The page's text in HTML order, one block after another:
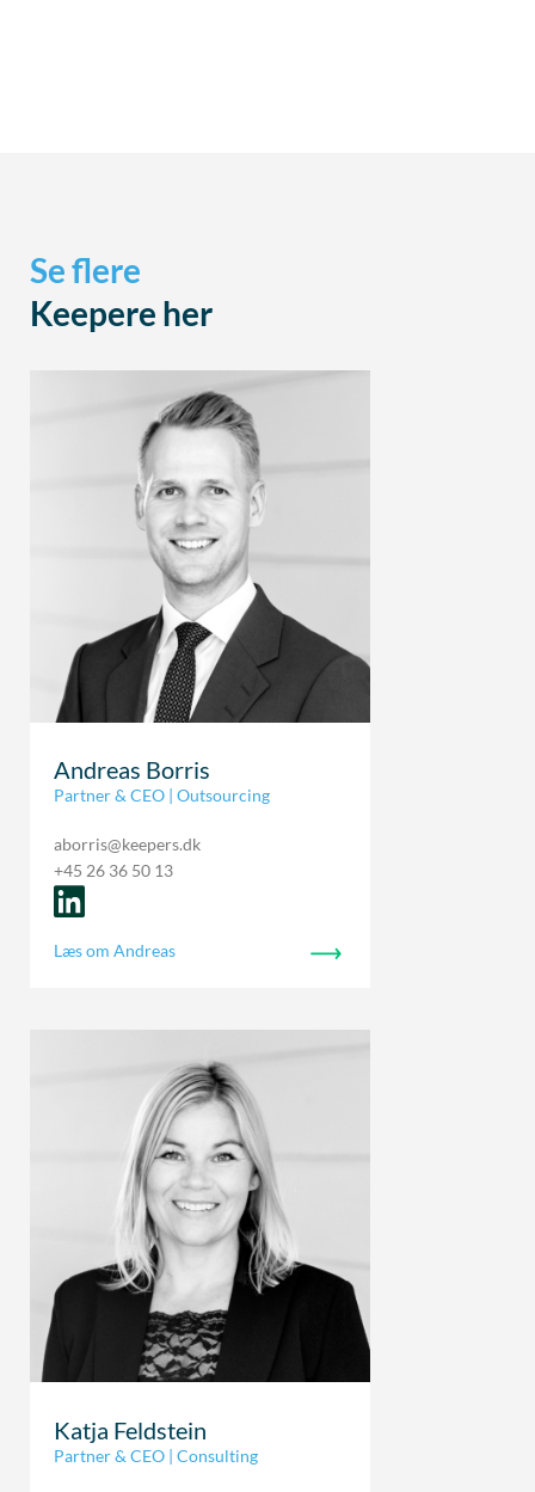
Se flere
Keepere her
Andreas Borris
Partner & CEO | Outsourcing
aborris@keepers.dk
+45 26 36 50 13
Læs om Andreas
Katja Feldstein
Partner & CEO | Consulting